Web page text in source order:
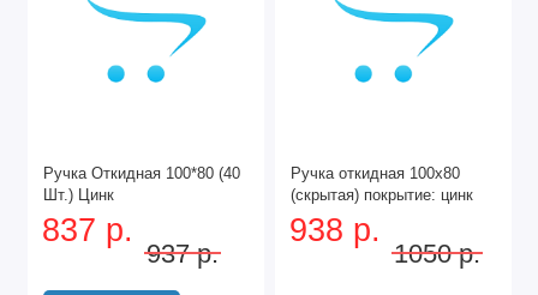
Ручка Откидная 100*80 (40
Шт.) Цинк
837 р.
937 р.
Ручка откидная 100х80
(скрытая) покрытие: цинк
938 р.
1050 р.